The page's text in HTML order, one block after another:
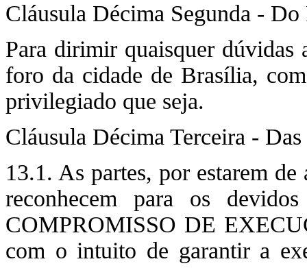
Cláusula Décima Segunda - Do
Para dirimir quaisquer dúvidas
foro da cidade de Brasília,
privilegiado que seja.
Cláusula Décima Terceira -
13.1. As partes, por estarem
reconhecem para os
COMPROMISSO DE
com o intuito de garantir a